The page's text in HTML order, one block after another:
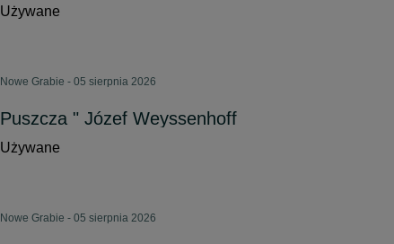
Używane
Nowe Grabie - 05 sierpnia 2026
Puszcza " Józef Weyssenhoff
Używane
Nowe Grabie - 05 sierpnia 2026